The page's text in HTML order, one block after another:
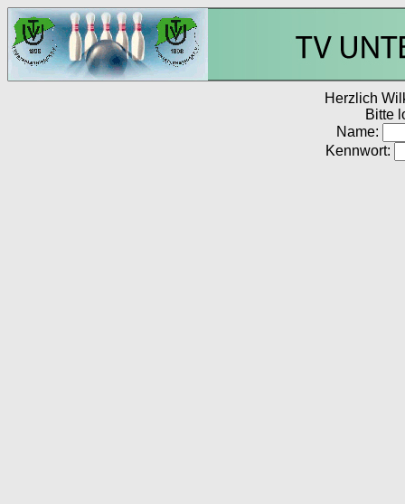
Herzlich
Bitte
Name:
Kennwort: